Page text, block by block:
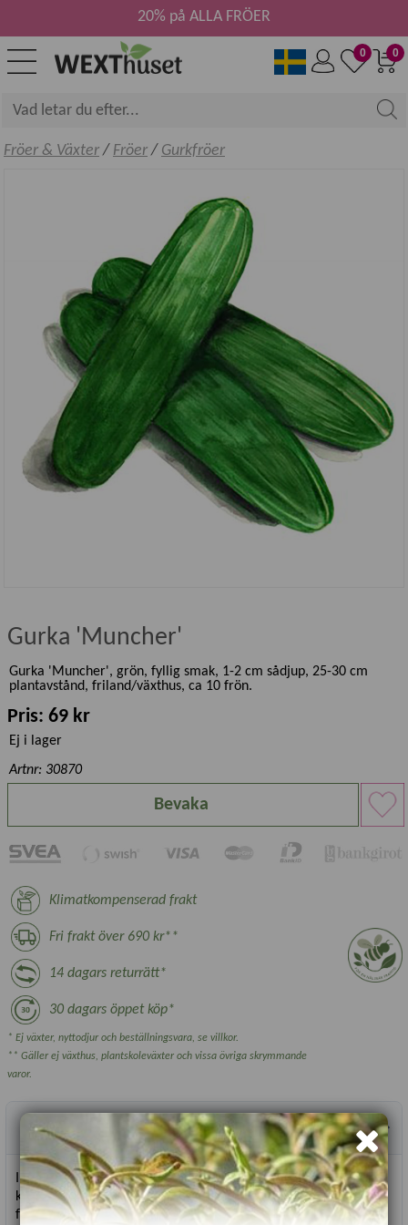
0
0
20% på ALLA FRÖER
Fröer & Växter/ Fröer/ Gurkfröer
Gurka 'Muncher'
Gurka 'Muncher', grön, fyllig smak, 1-2 cm sådjup, 25-30 cm
plantavstånd, friland/växthus, ca 10 frön.
Pris: 69 kr
Ej i lager
Artnr: 30870
Bevaka
Klimatkompenserad frakt
Fri frakt över 690 kr**
14 dagars returrätt*
30 dagars öppet köp*
* Ej växter, nyttodjur och beställningsvara, se villkor.
** Gäller ej växthus, plantskoleväxter och vissa övriga skrymmande
varor.
Produktbeskrivning
I vår jakt på den perfekta gurkan har vi stött på Muncher och
kanske har vi hittat rätt. Det är en liten salladsgurka med
fantastisk fyllig god smak och saftig krispighet utan bitterhet.